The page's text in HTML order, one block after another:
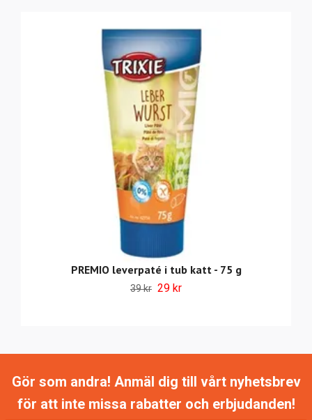
PREMIO leverpaté i tub katt - 75 g
39 kr 29 kr
Gör som andra! Anmäl dig till vårt nyhetsbrev
för att inte missa rabatter och erbjudanden!